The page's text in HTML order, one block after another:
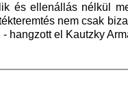
és ellenállás nélkül
nem csak
hangzott el Kautzky